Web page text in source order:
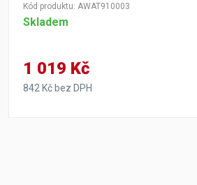
Kód produktu: AWAT910003
Skladem
1 019 Kč
842 Kč bez DPH